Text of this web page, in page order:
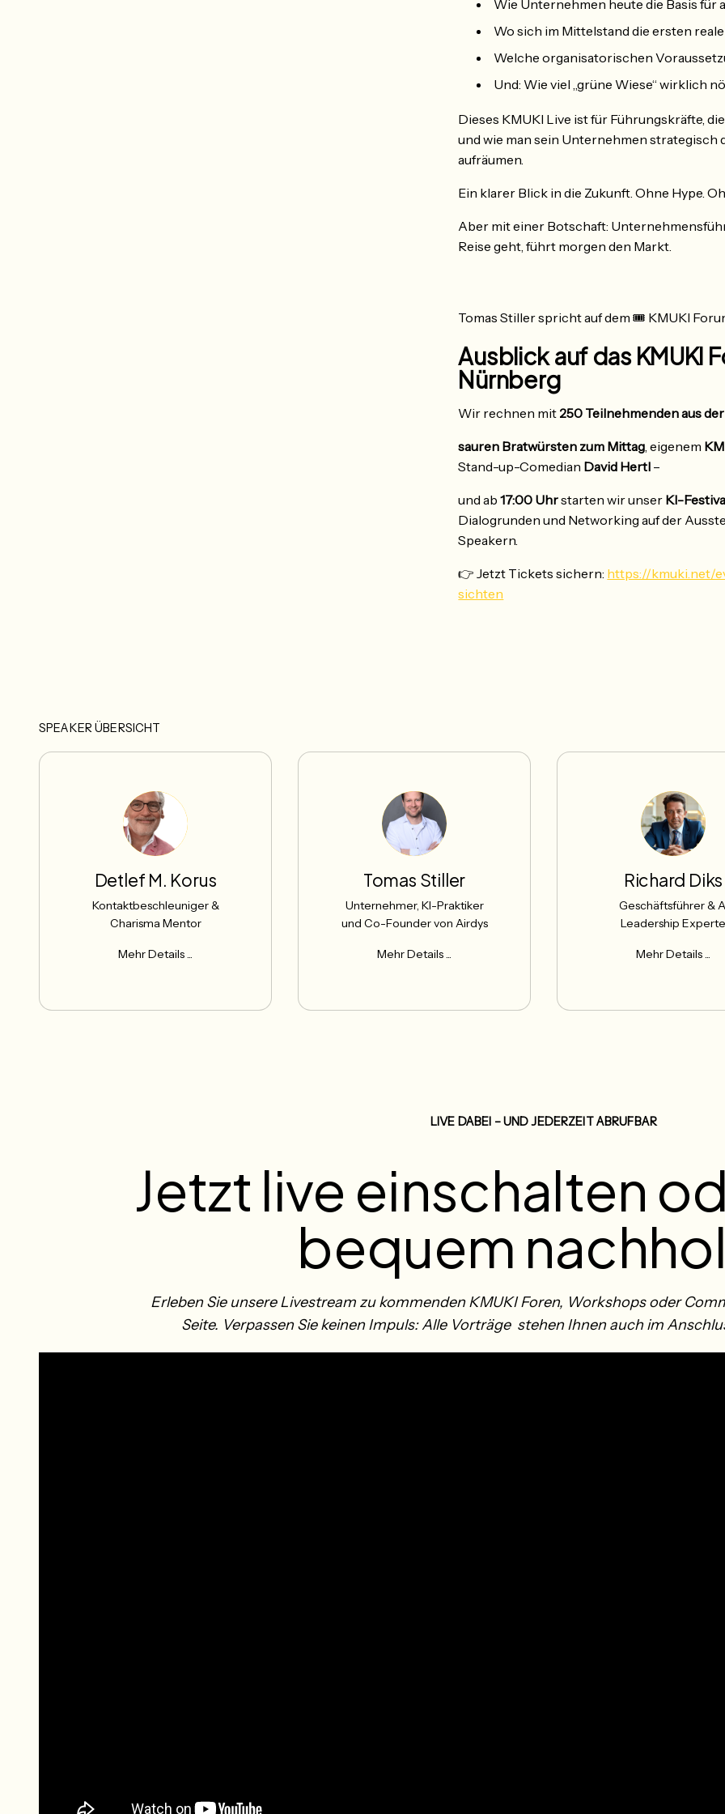
Wie Unternehmen heute die Basis
Wo sich im Mittelstand die ersten
Welche organisatorischen
Und: Wie viel „grüne Wiese“ wirklich
Dieses KMUKI Live ist für Führungskräfte,
und wie man sein Unternehmen
aufräumen.
Ein klarer Blick in die Zukunft. Ohne Hype.
Aber mit einer Botschaft:
Reise geht, führt morgen den Markt.
Tomas Stiller spricht auf dem 🎟 KMUKI
Ausblick auf das KMUKI
Nürnberg
Wir rechnen mit 250 Teilnehmenden aus
sauren Bratwürsten zum Mittag , eigenem
Stand-up-Comedian David Hertl –
und ab17:00 Uhrstarten wir unser KI-
Dialogrunden und Networking auf der
Speakern.
👉 Jetzt Tickets sichern: https://kmuki.net/
sichten
SPEAKER ÜBERSICHT
Detlef M. Korus
Kontaktbeschleuniger &
Charisma Mentor
Mehr Details ...
Tomas Stiller
Unternehmer, KI-Praktiker
und Co-Founder von Airdys
Mehr Details ...
Richard Diks
Geschäftsführer &
Leadership Experte
Mehr Details ...
LIVE DABEI – UND JEDERZEIT ABRUFBAR
Jetzt live einschalten
bequem
Erleben Sie unsere Livestream zu kommenden KMUKI Foren, Workshops oder
Seite. Verpassen Sie keinen Impuls: Alle Vorträge stehen Ihnen auch im